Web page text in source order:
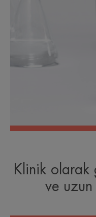
Klinik olarak
ve uzun